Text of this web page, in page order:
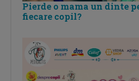
Pierde o mama un dinte
fiecare copil?